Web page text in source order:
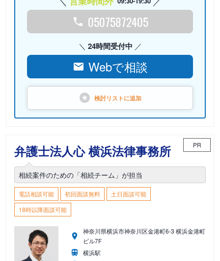
05075872405
24時間受付中
Webで相談
検討リストに追加
弁護士法人心 横浜法律事務所 PR
相続案件のための「相続チーム」が担当
電話相談可能 初回面談無料
土日面談可能
18時以降面談可能
神奈川県横浜市神奈川区金港町6-3 横浜金港町
ビル7F
横浜駅